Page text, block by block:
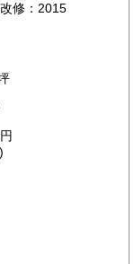
、都心の利便性と
す。最寄りの代々
のあるエリアとな
コンビニエンスス
ネスパーソンの生
木公園が徒歩圏内
境も備わっていま
ーツやレクリエー
館や国立代々木競
宅街の割合が高
周辺には商業施設
したエリアです。
アクセスも良好で
修：2015